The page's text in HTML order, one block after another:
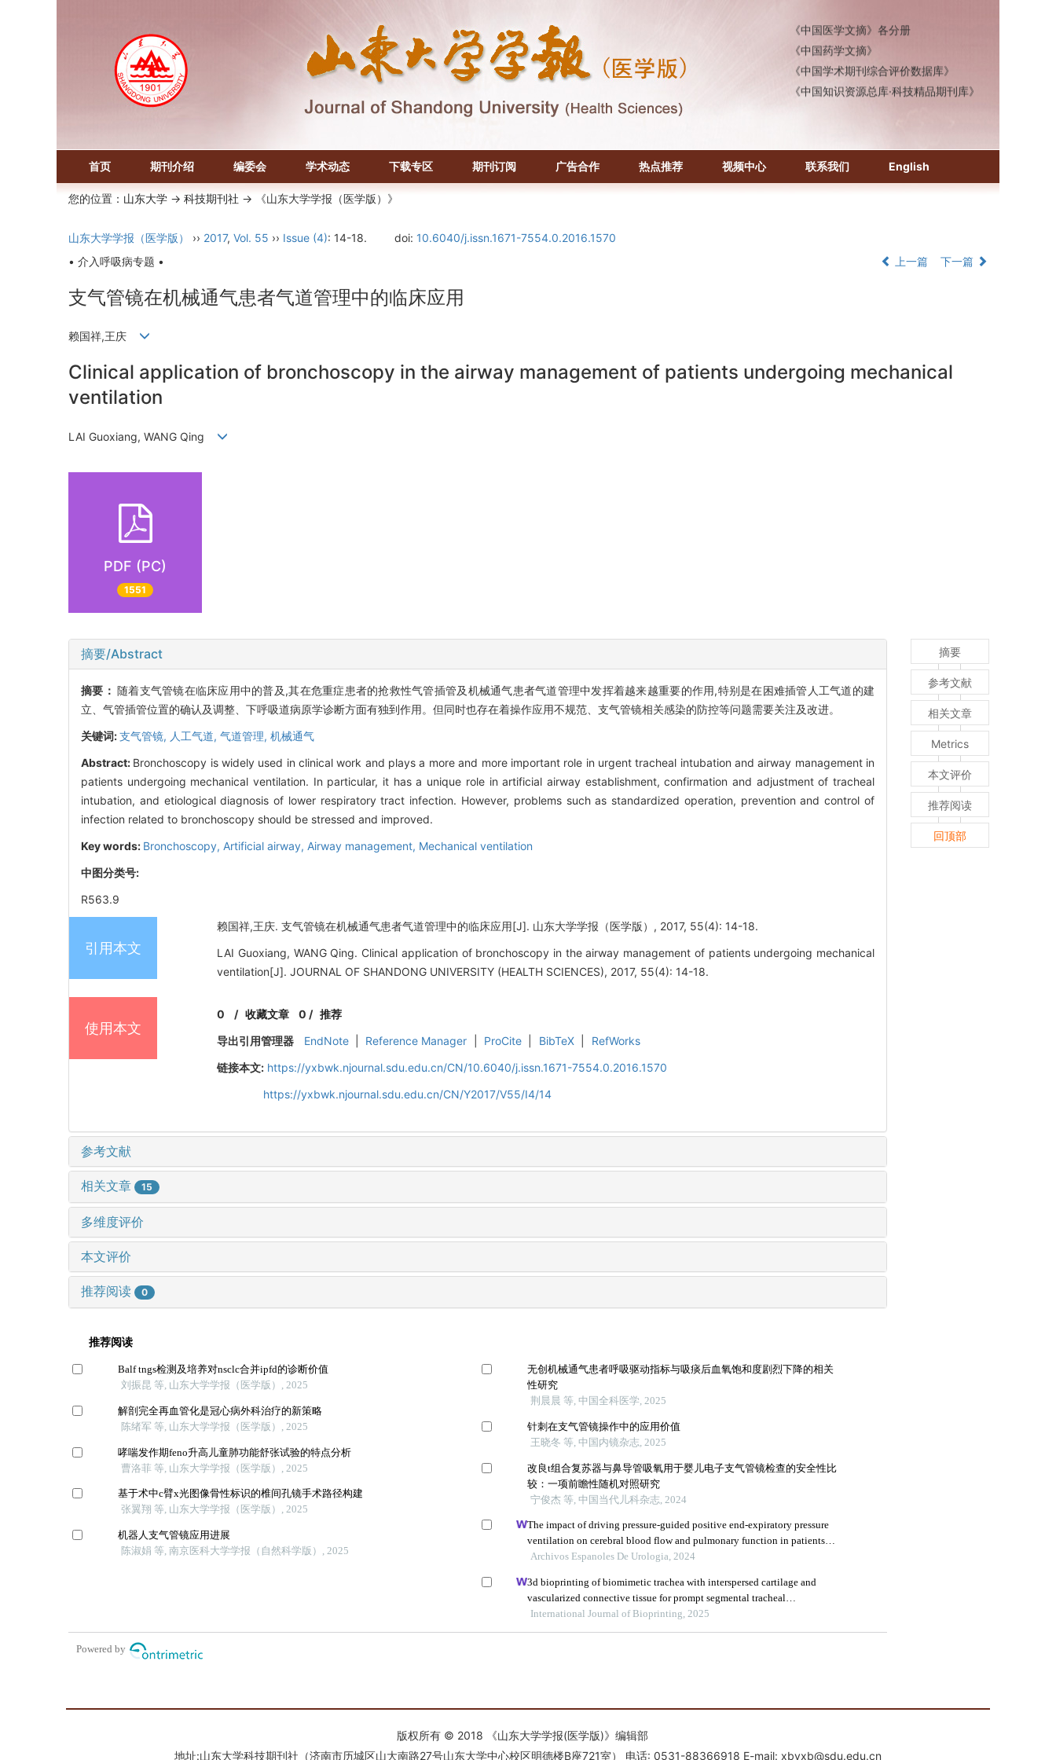
《中国药学文摘》
《中国学术期刊综合评价数据库》
《中国知识资源总库·科技精品期刊库》
首页 期刊介绍 编委会 学术动态 下载专区 期刊订阅 广告合作 热点推荐 视频中心 联系我们 English
您的位置： 山东大学 -> 科技期刊社 -> 《山东大学学报（医学版）》
山东大学学报（医学版） ›› 2017, Vol. 55 ›› Issue (4): 14-18. doi: 10.6040/j.issn.1671-7554.0.2016.1570
• 介入呼吸病专题 •
上一篇 下一篇
支气管镜在机械通气患者气道管理中的临床应用
赖国祥,王庆
Clinical application of bronchoscopy in the airway management of patients undergoing mechanical
ventilation
LAI Guoxiang, WANG Qing
PDF (PC)
1551
摘要/Abstract
摘要：随着支气管镜在临床应用中的普及,其在危重症患者的抢救性气管插管及机械通气患者气道管理中发挥着越来越重要的作用,特别是在困难插管人工气道的建
立、气管插管位置的确认及调整、下呼吸道病原学诊断方面有独到作用。但同时也存在着操作应用不规范、支气管镜相关感染的防控等问题需要关注及改进。
关键词:支气管镜, 人工气道, 气道管理, 机械通气
Abstract: Bronchoscopy is widely used in clinical work and plays a more and more important role in urgent tracheal intubation and airway management in
patients undergoing mechanical ventilation. In particular, it has a unique role in artificial airway establishment, confirmation and adjustment of tracheal
intubation, and etiological diagnosis of lower respiratory tract infection. However, problems such as standardized operation, prevention and control of
infection related to bronchoscopy should be stressed and improved.
Key words: Bronchoscopy, Artificial airway, Airway management, Mechanical ventilation
中图分类号:
R563.9
引用本文
赖国祥,王庆. 支气管镜在机械通气患者气道管理中的临床应用[J]. 山东大学学报（医学版）, 2017, 55(4): 14-18.
LAI Guoxiang, WANG Qing. Clinical application of bronchoscopy in the airway management of patients undergoing mechanical
ventilation[J]. JOURNAL OF SHANDONG UNIVERSITY (HEALTH SCIENCES), 2017, 55(4): 14-18.
使用本文
0 /收藏文章 0 / 推荐
导出引用管理器
EndNote Reference Manager ProCite BibTeX
RefWorks
链接本文: https://yxbwk.njournal.sdu.edu.cn/CN/10.6040/j.issn.1671-7554.0.2016.1570
https://yxbwk.njournal.sdu.edu.cn/CN/Y2017/V55/I4/14
参考文献
相关文章 15
多维度评价
本文评价
推荐阅读 0
摘要
参考文献
相关文章
Metrics
本文评价
推荐阅读
回顶部
版权所有 © 2018 《山东大学学报(医学版)》编辑部
地址:山东大学科技期刊社（济南市历城区山大南路27号山东大学中心校区明德楼B座721室） 电话: 0531-88366918 E-mail: xbyxb@sdu.edu.cn